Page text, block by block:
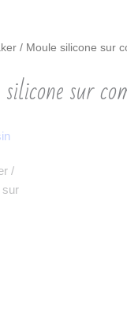
/ Moule silicone sur
sur